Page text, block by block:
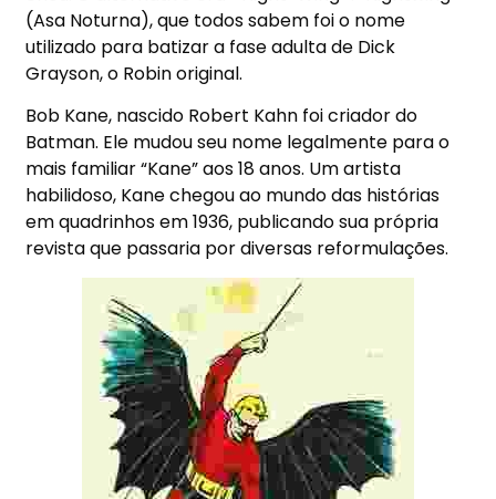
(Asa Noturna), que todos sabem foi o nome
utilizado para batizar a fase adulta de Dick
Grayson, o Robin original.
Bob Kane, nascido Robert Kahn foi criador do
Batman. Ele mudou seu nome legalmente para o
mais familiar “Kane” aos 18 anos. Um artista
habilidoso, Kane chegou ao mundo das histórias
em quadrinhos em 1936, publicando sua própria
revista que passaria por diversas reformulações.